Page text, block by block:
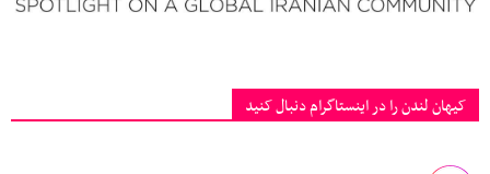
کیهان لندن را در اینستاگرام دنبال کنید